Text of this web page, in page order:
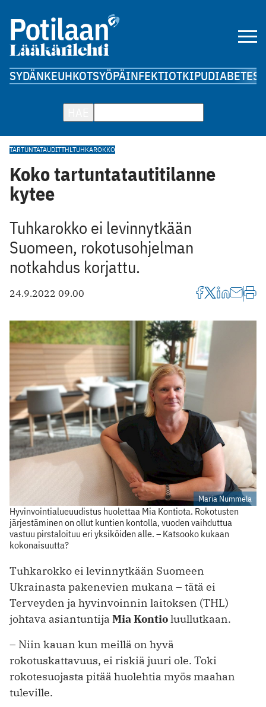
SYDÄNKEUHKOTSYÖPÄINFEKTIOTKIPUDIABETES
TARTUNTATAUDITTHLTUHKAROKKO
Koko tartuntatautitilanne
kytee
Tuhkarokko ei levinnytkään
Suomeen, rokotusohjelman
notkahdus korjattu.
24.9.2022 09.00
Maria Nummela
Hyvinvointialueuudistus huolettaa Mia Kontiota. Rokotusten
järjestäminen on ollut kuntien kontolla, vuoden vaihduttua
vastuu pirstaloituu eri yksiköiden alle. – Katsooko kukaan
kokonaisuutta?
Tuhkarokko ei levinnytkään Suomeen
Ukrainasta pakenevien mukana – tätä ei
Terveyden ja hyvinvoinnin laitoksen (THL)
johtava asiantuntija Mia Kontioluullutkaan.
– Niin kauan kun meillä on hyvä
rokotuskattavuus, ei riskiä juuri ole. Toki
rokotesuojasta pitää huolehtia myös maahan
tuleville.